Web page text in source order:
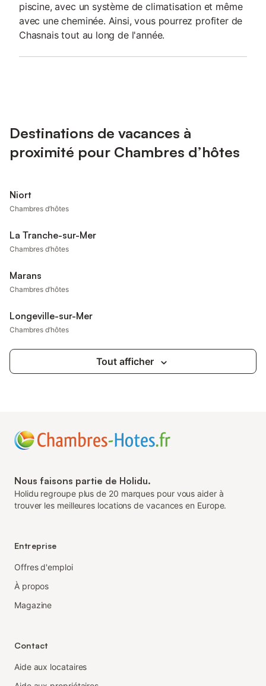
piscine, avec un système de climatisation et même
avec une cheminée. Ainsi, vous pourrez profiter de
Chasnais tout au long de l'année.
Destinations de vacances à
proximité pour Chambres d’hôtes
Niort
Chambres d’hôtes
La Tranche-sur-Mer
Chambres d’hôtes
Marans
Chambres d’hôtes
Longeville-sur-Mer
Chambres d’hôtes
Tout afficher
Nous faisons partie de Holidu.
Holidu regroupe plus de 20 marques pour vous aider à
trouver les meilleures locations de vacances en Europe.
Entreprise
Offres d'emploi
À propos
Magazine
Contact
Aide aux locataires